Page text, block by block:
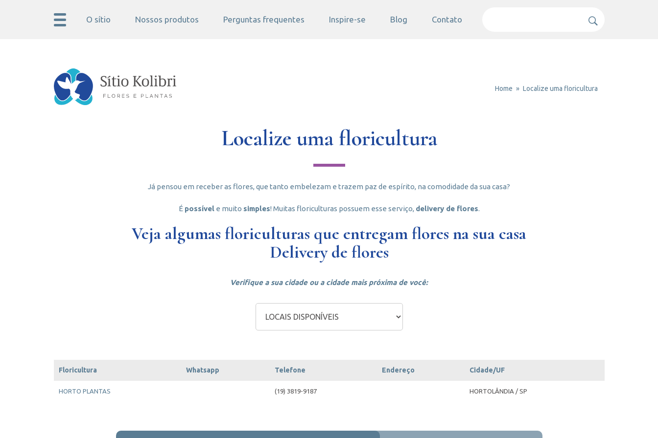
O sítio Nossos produtos Perguntas frequentes Inspire-se Blog Contato
Home Localize uma floricultura
Localize uma floricultura
Já pensou em receber as flores, que tanto embelezam e trazem paz de espírito, na comodidade da sua casa?
É possívele muito simples! Muitas floriculturas possuem esse serviço, delivery de flores.
Veja algumas floriculturas que entregam flores na sua casa
Delivery de flores
Verifique a sua cidade ou a cidade mais próxima de você:
Floricultura Whatsapp Telefone Endereço Cidade/UF
HORTO PLANTAS (19) 3819-9187 HORTOLÂNDIA / SP